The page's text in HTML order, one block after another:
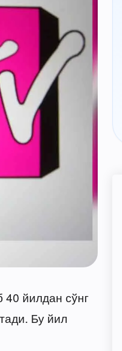
40 йилдан сўнг
Бу йил